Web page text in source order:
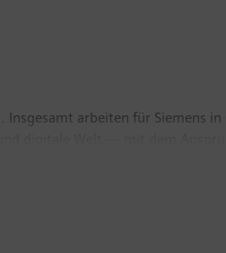
zu erhöhen. DI erweitert sein
arbeiten für Siemens
bei Gebäuden und